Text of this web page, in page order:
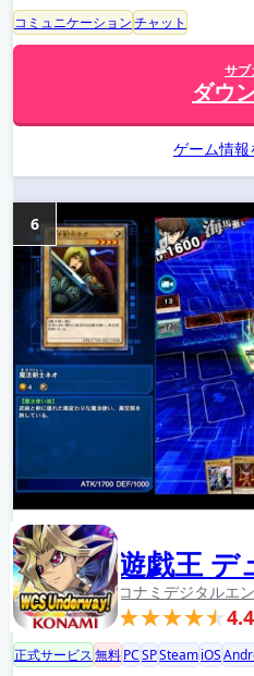
コミュニケーションチャット
サブ
ダウ
ゲーム情
遊戯王 デ
コナミデジタルエ
6
正式サービス無料PCSPSteamiOS